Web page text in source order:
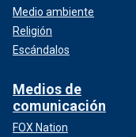
Medio ambiente
Religión
Escándalos
Medios de
comunicación
FOX Nation